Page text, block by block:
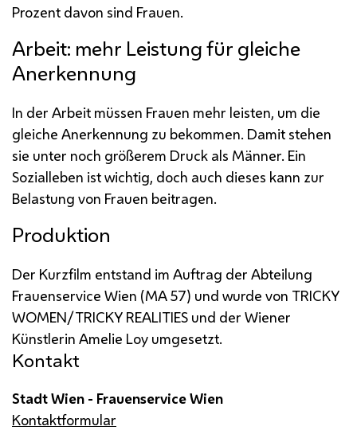
Prozent davon sind Frauen.
Arbeit: mehr Leistung für gleiche
Anerkennung
In der Arbeit müssen Frauen mehr leisten, um die
gleiche Anerkennung zu bekommen. Damit stehen
sie unter noch größerem Druck als Männer. Ein
Sozialleben ist wichtig, doch auch dieses kann zur
Belastung von Frauen beitragen.
Produktion
Der Kurzfilm entstand im Auftrag der Abteilung
Frauenservice Wien (MA57) und wurde von TRICKY
WOMEN/TRICKY REALITIES und der Wiener
Künstlerin Amelie Loy umgesetzt.
Kontakt
Stadt Wien - Frauenservice Wien
Kontaktformular